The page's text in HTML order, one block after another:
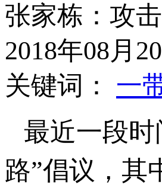
张家栋：攻
2018年08月
关键词： 一
最近一段
路”倡议，其